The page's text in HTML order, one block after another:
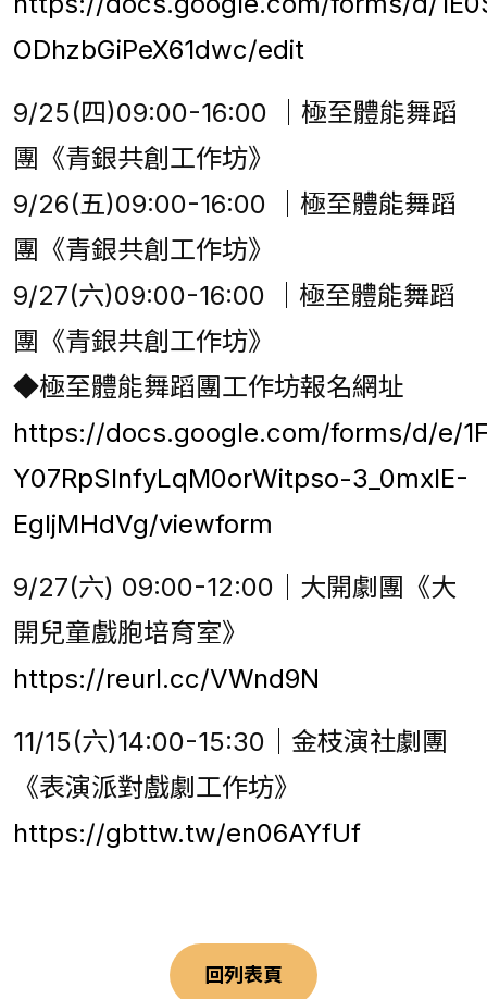
ODhzbGiPeX61dwc/edit
9/25(四)09:00-16:00 ｜極至體能舞蹈
團《青銀共創工作坊》
9/26(五)09:00-16:00 ｜極至體能舞蹈
團《青銀共創工作坊》
9/27(六)09:00-16:00 ｜極至體能舞蹈
團《青銀共創工作坊》
◆極至體能舞蹈團工作坊報名網址
https://docs.google.com/forms/d/e/
Y07RpSInfyLqM0orWitpso-3_0mxlE-
EgIjMHdVg/viewform
9/27(六) 09:00-12:00｜大開劇團《大
開兒童戲胞培育室》
https://reurl.cc/VWnd9N
11/15(六)14:00-15:30｜金枝演社劇團
《表演派對戲劇工作坊》
https://gbttw.tw/en06AYfUf
回列表頁